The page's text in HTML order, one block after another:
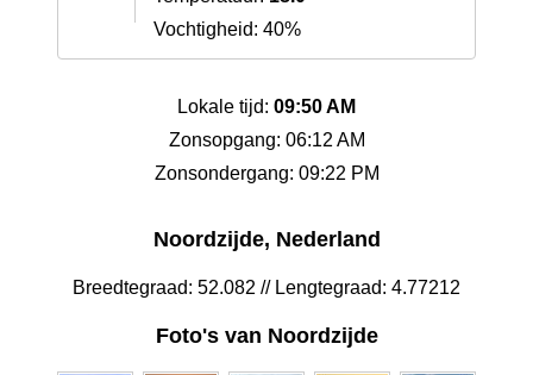
Vochtigheid: 40%
Lokale tijd: 09:50 AM
Zonsopgang: 06:12 AM
Zonsondergang: 09:22 PM
Noordzijde, Nederland
Breedtegraad: 52.082 // Lengtegraad: 4.77212
Foto's van Noordzijde